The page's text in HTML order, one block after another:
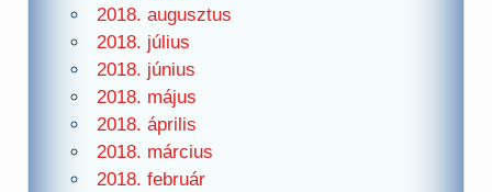
2018. augusztus
2018. július
2018. június
2018. május
2018. április
2018. március
2018. február